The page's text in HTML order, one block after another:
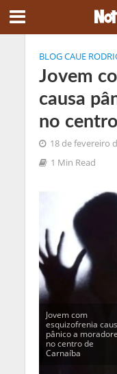
BLOG CAUE
Jovem
causa
no
18 de fevereiro
1 Min Read
Jovem com
esquizofrenia
pânico a
no centro de
Carnaíba